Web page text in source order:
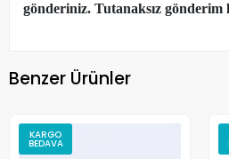
gönderiniz. Tutanaksız gönderim
Benzer Ürünler
KARGO
BEDAVA